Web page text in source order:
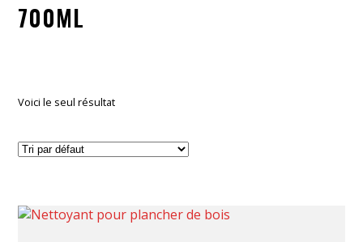
700ML
Voici le seul résultat